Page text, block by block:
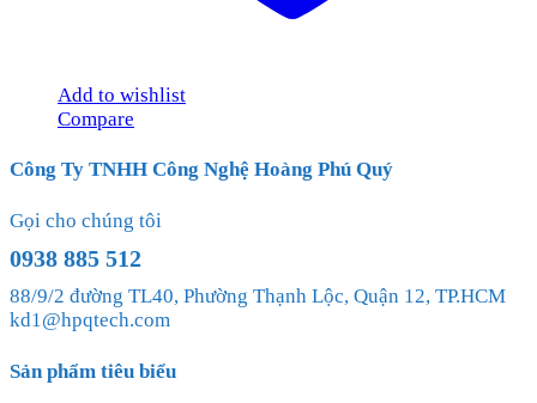
Add to wishlist
Compare
Công Ty TNHH Công Nghệ Hoàng Phú Quý
Gọi cho chúng tôi
0938 885 512
88/9/2 đường TL40, Phường Thạnh Lộc, Quận 12, TP.HCM
kd1@hpqtech.com
Sản phẩm tiêu biểu